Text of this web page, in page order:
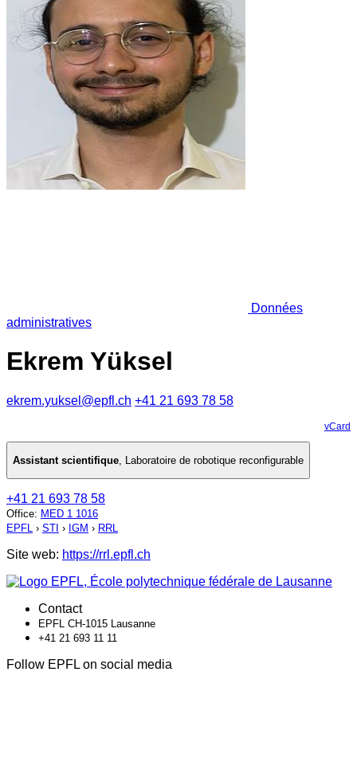
Données
administratives
Ekrem Yüksel
ekrem.yuksel@epfl.ch +41 21 693 78 58
vCard
Assistant scientifique, Laboratoire de robotique reconfigurable
+41 21 693 78 58
Office: MED 1 1016
EPFL › STI › IGM › RRL
Site web: https://rrl.epfl.ch
Contact
EPFL CH-1015 Lausanne
+41 21 693 11 11
Follow EPFL on social media